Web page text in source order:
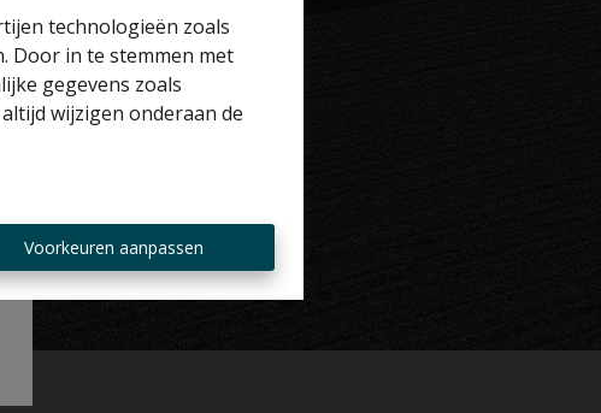
technologieën zoals
Door in te stemmen met
gegevens zoals
wijzigen onderaan de
Voorkeuren aanpassen